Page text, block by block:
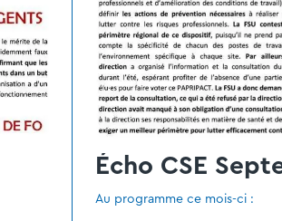
Écho CSE
Au programme ce mois-ci :